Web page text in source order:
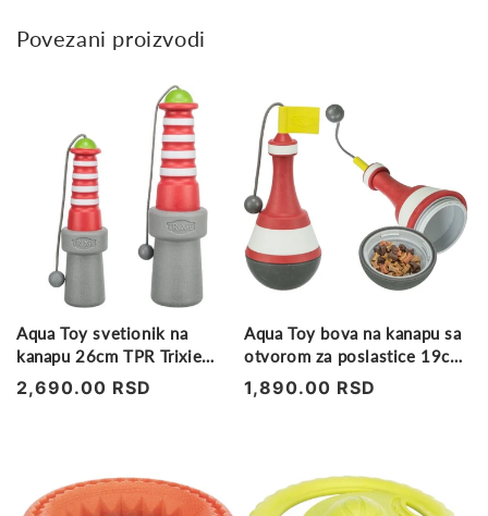
Povezani proizvodi
Aqua Toy svetionik na
kanapu 26cm TPR Trixie
(vidljiv na vodi)
Regularna
2,690.00 RSD
Aqua Toy bova na kanapu sa
otvorom za poslastice 19cm
TPR Trixie
Regularna
1,890.00 RSD